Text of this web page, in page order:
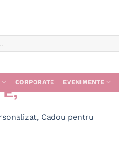
CORPORATE EVENIMENTE